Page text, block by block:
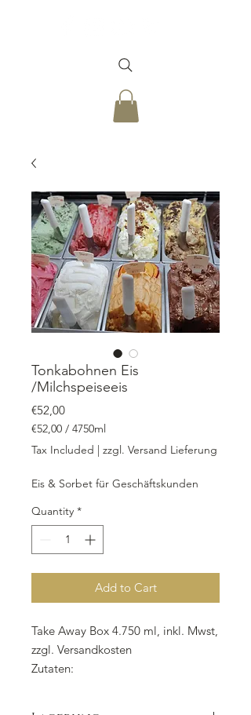
Tonkabohnen Eis
/Milchspeiseeis
€52,00Price
€52,00 / 4750ml
€52,00
per
Milliliters
Tax Included | zzgl. Versand Lieferung
Eis & Sorbet für Geschäftskunden
Quantity *
Add to Cart
Take Away Box 4.750 ml, inkl. Mwst,
zzgl. Versandkosten
Zutaten: